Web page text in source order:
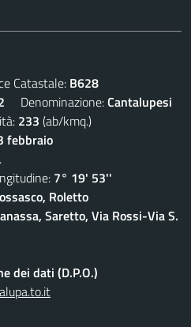
Catastale: B628
Denominazione:Cantalupesi
233 (ab/kmq.)
febbraio
7° 19' 53''
Roletto
Saretto, Via Rossi-Via S.
dei dati (D.P.O.)